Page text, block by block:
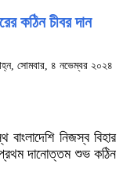
কঠিন চীবর দান
সোমবার, ৪ নভেম্বর ২০২৪
বাংলাদেশি নিজস্ব বিহার
প্রথম দানোত্তম শুভ কঠিন